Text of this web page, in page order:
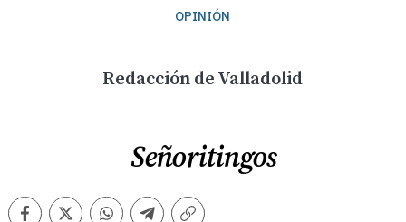
OPINIÓN
Redacción de Valladolid
Señoritingos